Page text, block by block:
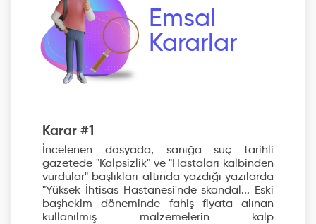
Emsal
Kararlar
Karar #1
İncelenen dosyada, sanığa suç tarihli
gazetede "Kalpsizlik" ve "Hastaları kalbinden
vurdular" başlıkları altında yazdığı yazılarda
"Yüksek İhtisas Hastanesi'nde skandal... Eski
başhekim döneminde fahiş fiyata alınan
kullanılmış malzemelerin kalp